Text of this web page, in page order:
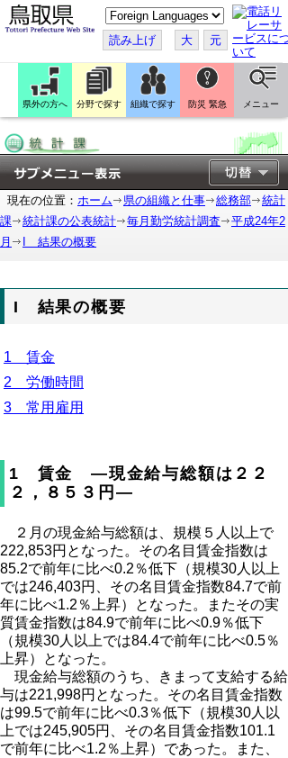
こ
の
ペ
ー
ジ
翻
訳
す
読み上げ 大 元
県外の方へ 分野で探す 組織で探す 防災 緊急 メニュー
現在の位置： ホーム 県の組織と仕事 総務部
統計
課
統計課の公表統計 毎月勤労統計調査
平成24年2
月
I 結果の概要
I 結果の概要
1 賃金
2 労働時間
3 常用雇用
1 賃金 ―現金給与総額は２２
２，８５３円―
２月の現金給与総額は、規模５人以上で
222,853円となった。その名目賃金指数は
85.2で前年に比べ0.2％低下（規模30人以上
では246,403円、その名目賃金指数84.7で前
年に比べ1.2％上昇）となった。またその実
質賃金指数は84.9で前年に比べ0.9％低下
（規模30人以上では84.4で前年に比べ0.5％
上昇）となった。
現金給与総額のうち、きまって支給する給
与は221,998円となった。その名目賃金指数
は99.5で前年に比べ0.3％低下（規模30人以
上では245,905円、その名目賃金指数101.1
で前年に比べ1.2％上昇）であった。また、